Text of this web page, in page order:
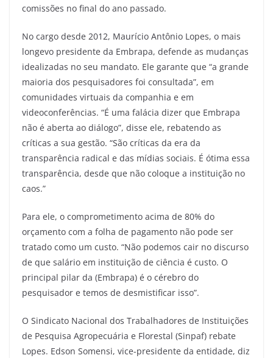
comissões no final do ano passado.
No cargo desde 2012, Maurício Antônio Lopes, o mais
longevo presidente da Embrapa, defende as mudanças
idealizadas no seu mandato. Ele garante que “a grande
maioria dos pesquisadores foi consultada”, em
comunidades virtuais da companhia e em
videoconferências. “É uma falácia dizer que Embrapa
não é aberta ao diálogo”, disse ele, rebatendo as
críticas a sua gestão. “São críticas da era da
transparência radical e das mídias sociais. É ótima essa
transparência, desde que não coloque a instituição no
caos.”
Para ele, o comprometimento acima de 80% do
orçamento com a folha de pagamento não pode ser
tratado como um custo. “Não podemos cair no discurso
de que salário em instituição de ciência é custo. O
principal pilar da (Embrapa) é o cérebro do
pesquisador e temos de desmistificar isso”.
O Sindicato Nacional dos Trabalhadores de Instituições
de Pesquisa Agropecuária e Florestal (Sinpaf) rebate
Lopes. Edson Somensi, vice-presidente da entidade, diz